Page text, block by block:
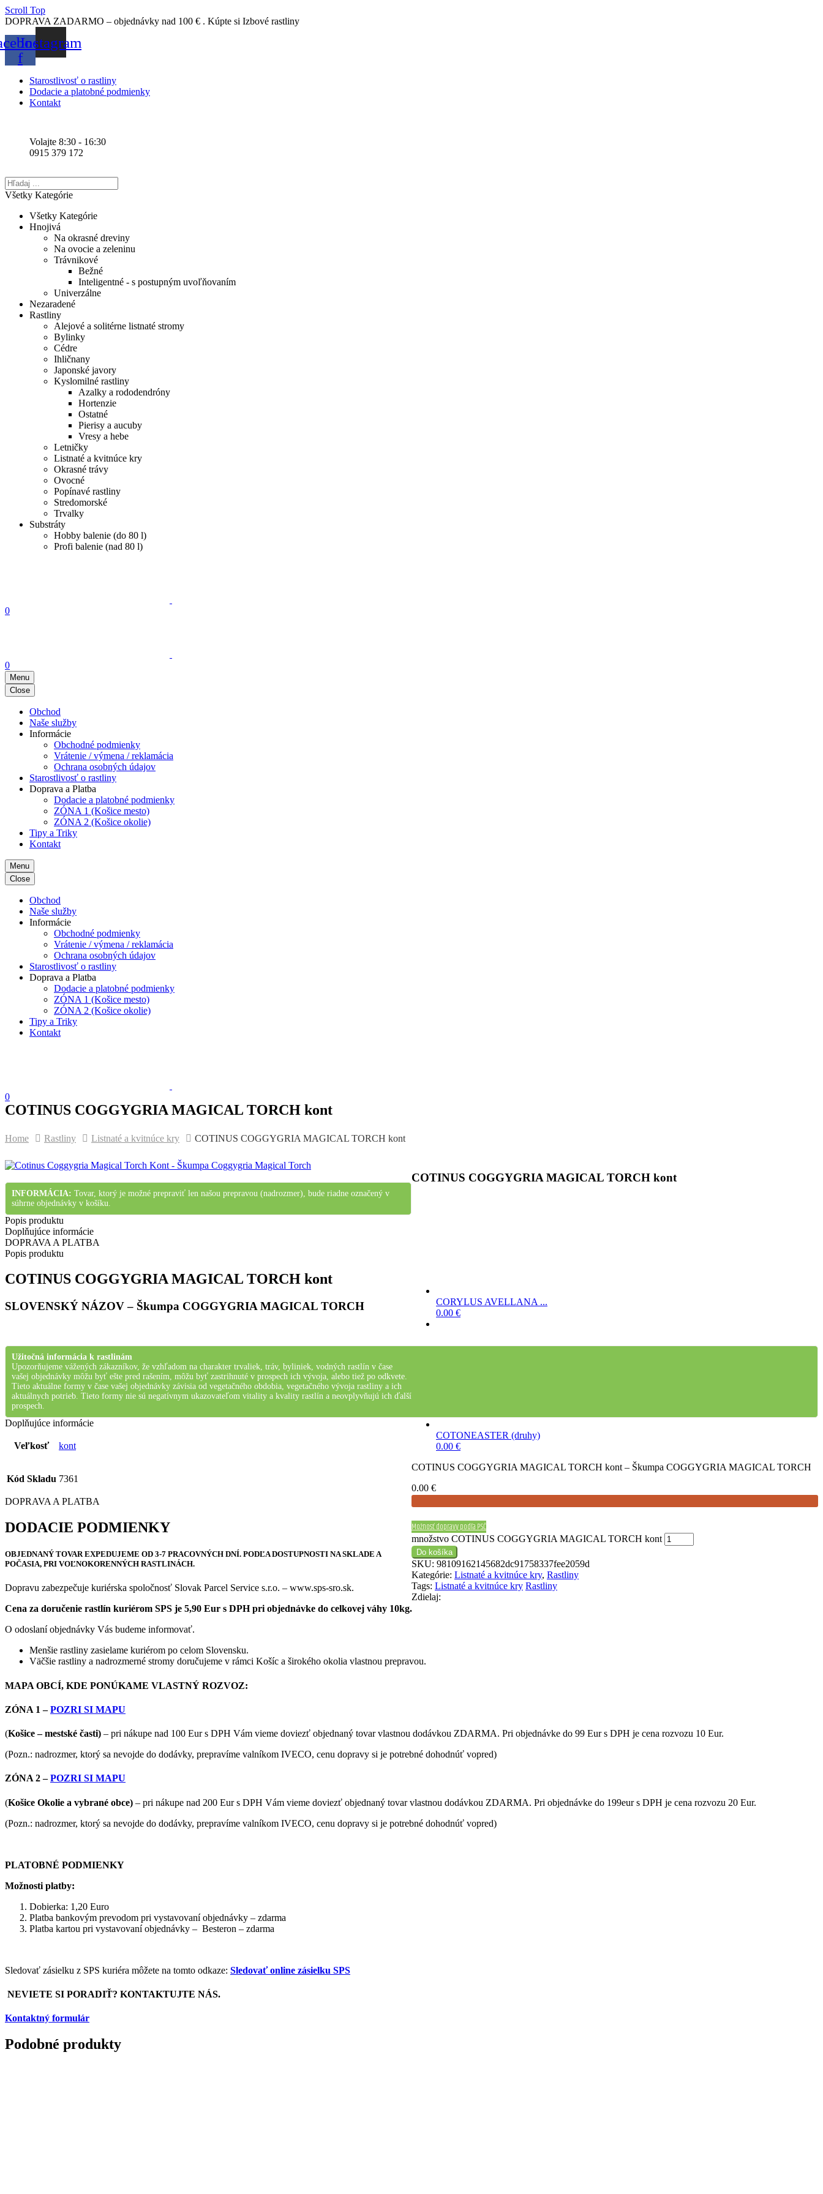
Scroll Top
DOPRAVA ZADARMO – objednávky nad 100 € . Kúpte si Izbové rastliny
f
Instagram
Starostlivosť o rastliny
Dodacie a platobné podmienky
Kontakt
Volajte 8:30 - 16:30
0915 379 172
Všetky Kategórie
Všetky Kategórie
Hnojivá
Na okrasné dreviny
Na ovocie a zeleninu
Trávnikové
Bežné
Inteligentné - s postupným uvoľňovaním
Univerzálne
Nezaradené
Rastliny
Alejové a solitérne listnaté stromy
Bylinky
Cédre
Ihličnany
Japonské javory
Kyslomilné rastliny
Azalky a rododendróny
Hortenzie
Ostatné
Pierisy a aucuby
Vresy a hebe
Letničky
Listnaté a kvitnúce kry
Okrasné trávy
Ovocné
Popínavé rastliny
Stredomorské
Trvalky
Substráty
Hobby balenie (do 80 l)
Profi balenie (nad 80 l)
0
0
Menu
Close
Obchod
Naše služby
Informácie
Obchodné podmienky
Vrátenie / výmena / reklamácia
Ochrana osobných údajov
Starostlivosť o rastliny
Doprava a Platba
Dodacie a platobné podmienky
ZÓNA 1 (Košice mesto)
ZÓNA 2 (Košice okolie)
Tipy a Triky
Kontakt
Menu
Close
Obchod
Naše služby
Informácie
Obchodné podmienky
Vrátenie / výmena / reklamácia
Ochrana osobných údajov
Starostlivosť o rastliny
Doprava a Platba
Dodacie a platobné podmienky
ZÓNA 1 (Košice mesto)
ZÓNA 2 (Košice okolie)
Tipy a Triky
Kontakt
0
COTINUS COGGYGRIA MAGICAL TORCH kont
Home Rastliny Listnaté a kvitnúce kry COTINUS COGGYGRIA MAGICAL TORCH kont
INFORMÁCIA: Tovar, ktorý je možné prepraviť len našou prepravou (nadrozmer), bude riadne označený v
súhrne objednávky v košíku.
COTINUS COGGYGRIA MAGICAL TORCH kont
CORYLUS AVELLANA ...
0.00 €
COTONEASTER (druhy)
0.00 €
COTINUS COGGYGRIA MAGICAL TORCH kont – Škumpa COGGYGRIA MAGICAL TORCH
0.00 €
Možnosť dopravy podľa PSČ
množstvo COTINUS COGGYGRIA MAGICAL TORCH kont
Do košíka
SKU: 98109162145682dc91758337fee2059d
Kategórie: Listnaté a kvitnúce kry, Rastliny
Tags: Listnaté a kvitnúce kry Rastliny
Zdielaj:
Popis produktu
Doplňujúce informácie
DOPRAVA A PLATBA
Popis produktu
COTINUS COGGYGRIA MAGICAL TORCH kont
SLOVENSKÝ NÁZOV – Škumpa COGGYGRIA MAGICAL TORCH
Užitočná informácia k rastlinám
Upozorňujeme vážených zákazníkov, že vzhľadom na charakter trvaliek, tráv, byliniek, vodných rastlín v čase
vašej objednávky môžu byť ešte pred rašením, môžu byť zastrihnuté v prospech ich vývoja, alebo tiež po odkvete.
Tieto aktuálne formy v čase vašej objednávky závisia od vegetačného obdobia, vegetačného vývoja rastliny a ich
aktuálnych potrieb. Tieto formy nie sú negatívnym ukazovateľom vitality a kvality rastlín a neovplyvňujú ich ďalší
prospech.
Doplňujúce informácie
Veľkosť kont
Kód Skladu 7361
DOPRAVA A PLATBA
DODACIE PODMIENKY
OBJEDNANÝ TOVAREXPEDUJEME OD 3-7 PRACOVNÝCH DNÍ. PODĽA DOSTUPNOSTI NA SKLADE A
POČASIA, PRI VOĽNOKORENNÝCH RASTLINÁCH.
Dopravu zabezpečuje kuriérska spoločnosť Slovak Parcel Service s.r.o. – www.sps-sro.sk.
Cena za doručenie rastlín kuriérom SPS je 5,90 Eur s DPH pri objednávke do celkovej váhy 10kg.
O odoslaní objednávky Vás budeme informovať.
Menšie rastliny zasielame kuriérom po celom Slovensku.
Väčšie rastliny a nadrozmerné stromy doručujeme v rámci Košíc a širokého okolia vlastnou prepravou.
MAPA OBCÍ, KDE PONÚKAME VLASTNÝ ROZVOZ:
ZÓNA 1 –POZRI SI MAPU
(Košice – mestské časti) – pri nákupe nad 100 Eur s DPH Vám vieme doviezť objednaný tovar vlastnou dodávkou ZDARMA. Pri objednávke do 99 Eur s DPH je cena rozvozu 10 Eur.
(Pozn.: nadrozmer, ktorý sa nevojde do dodávky, prepravíme valníkom IVECO, cenu dopravy si je potrebné dohodnúť vopred)
ZÓNA 2 –POZRI SI MAPU
(Košice Okolie a vybrané obce) – pri nákupe nad 200 Eur s DPH Vám vieme doviezť objednaný tovar vlastnou dodávkou ZDARMA. Pri objednávke do 199eur s DPH je cena rozvozu 20 Eur.
(Pozn.: nadrozmer, ktorý sa nevojde do dodávky, prepravíme valníkom IVECO, cenu dopravy si je potrebné dohodnúť vopred)
PLATOBNÉ PODMIENKY
Možnosti platby:
Dobierka: 1,20 Euro
Platba bankovým prevodom pri vystavovaní objednávky – zdarma
Platba kartou pri vystavovaní objednávky – Besteron – zdarma
Sledovať zásielku z SPS kuriéra môžete na tomto odkaze: Sledovať online zásielku SPS
NEVIETE SI PORADIŤ? KONTAKTUJTE NÁS.
Kontaktný formulár
Podobné produkty